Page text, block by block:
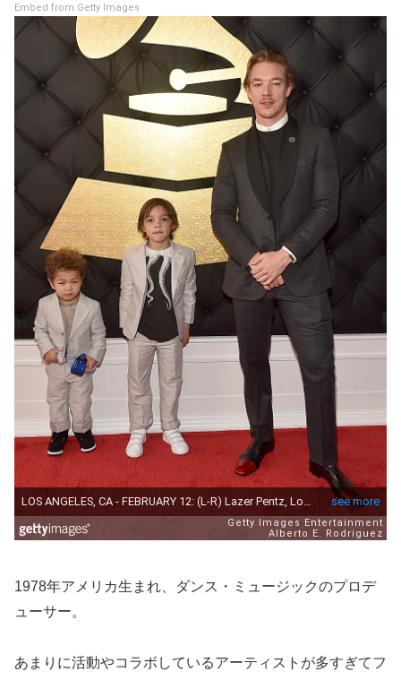
Embed from Getty Images
1978年アメリカ生まれ、ダンス・ミュージックのプロデ
ューサー。
あまりに活動やコラボしているアーティストが多すぎてフ